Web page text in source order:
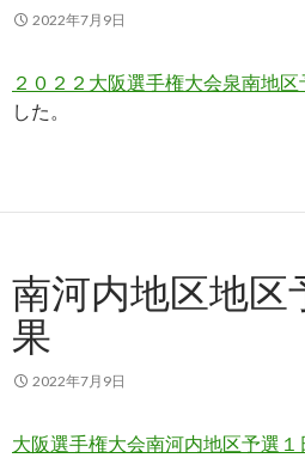
2022年7月9日
２０２２大阪選手権大会泉南地
した。
南河内地区地区
果
2022年7月9日
大阪選手権大会南河内地区予選